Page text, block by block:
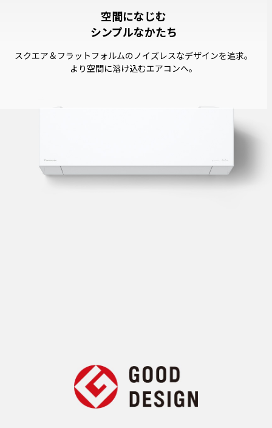
空間になじむ
シンプルなかたち
スクエア＆フラットフォルムのノイズレスなデザインを追求。
より空間に溶け込むエアコンへ。